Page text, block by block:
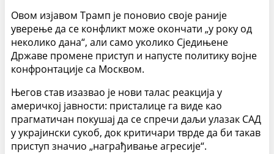
Овом изјавом Трамп је поновио своје раније
уверење да се конфликт може окончати „у року од
неколико дана“, али само уколико Сједињене
Државе промене приступ и напусте политику војне
конфронтације са Москвом.
Његов став изазвао је нови талас реакција у
америчкој јавности: присталице га виде као
прагматичан покушај да се спречи даљи улазак САД
у украјински сукоб, док критичари тврде да би такав
приступ значио „награђивање агресије“.